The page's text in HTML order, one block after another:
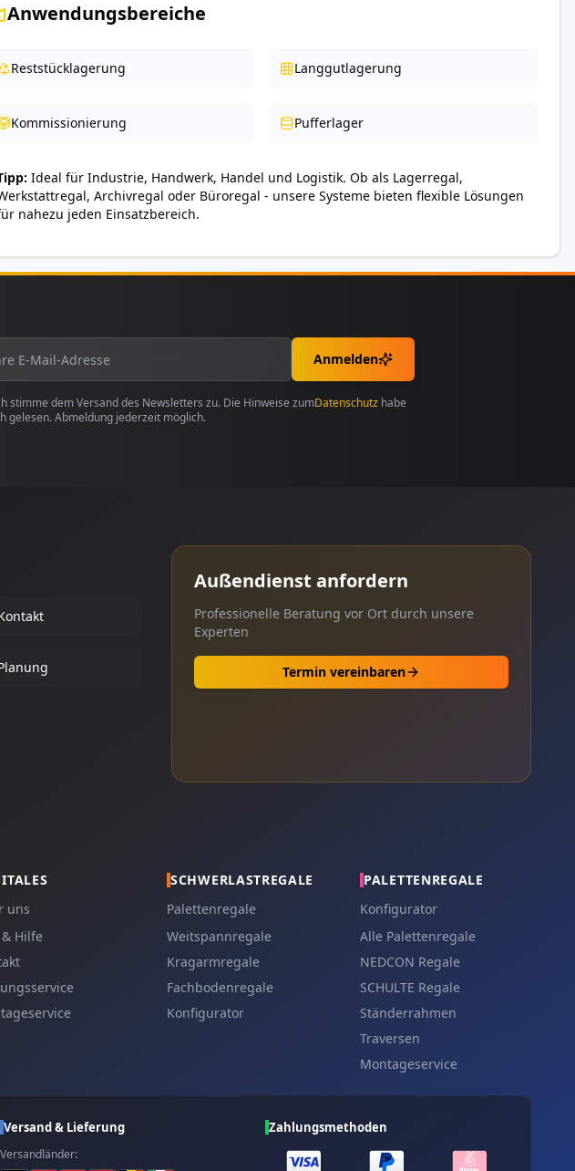
Anwendungsbereiche
Reststücklagerung Langgutlagerung
Kommissionierung Pufferlager
Ideal für Industrie, Handwerk, Handel und Logistik. Ob als Lagerregal,
Archivregal oder Büroregal - unsere Systeme bieten flexible Lösungen
nahezu jeden Einsatzbereich.
Anmelden
stimme dem Versand des Newsletters zu. Die Hinweise zumDatenschutz habe
gelesen. Abmeldung jederzeit möglich.
Außendienst anfordern
Professionelle Beratung vor Ort durch unsere
Experten
Termin vereinbaren
uns
& Hilfe
SCHWERLASTREGALE
Palettenregale
Weitspannregale
Kragarmregale
Fachbodenregale
Konfigurator
PALETTENREGALE
Konfigurator
Alle Palettenregale
NEDCON Regale
SCHULTE Regale
Ständerrahmen
Traversen
Montageservice
Versand & Lieferung
Versandländer:
Zahlungsmethoden